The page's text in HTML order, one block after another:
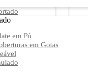
em Pó
em Gotas